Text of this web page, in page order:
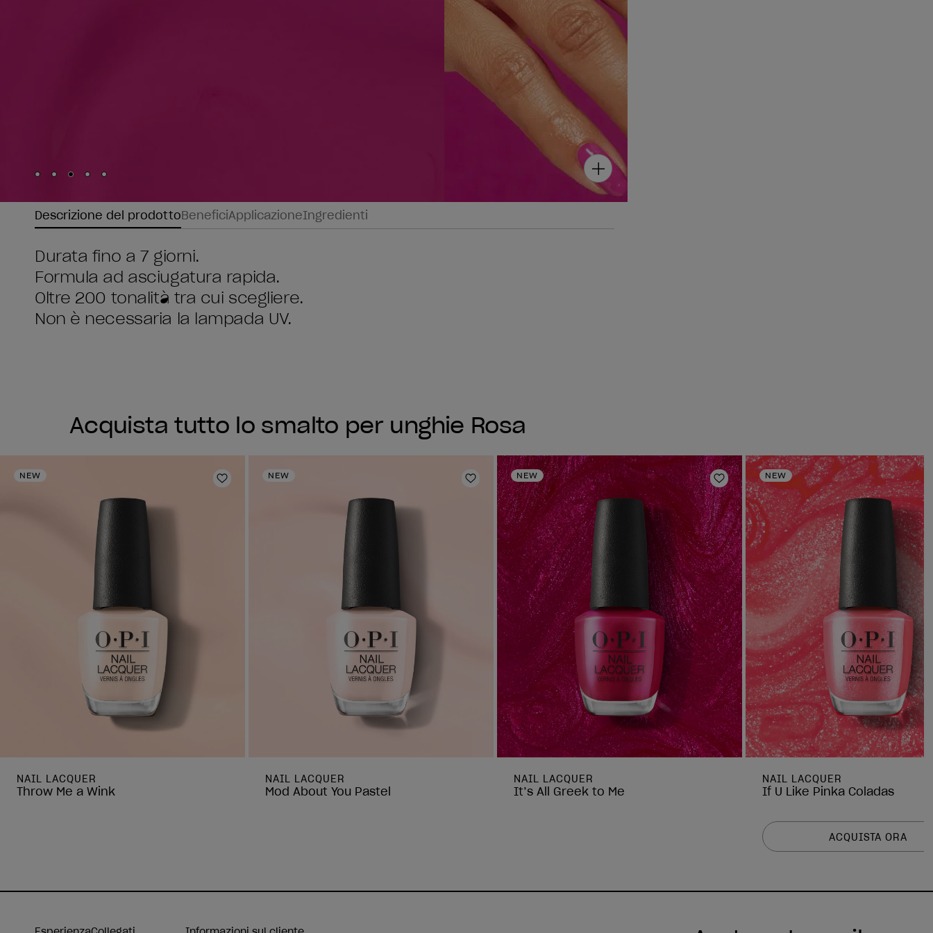
Skip to slide
Skip to slide
Skip to slide
Skip to slide
Skip to slide
Descrizione del prodottoBeneficiApplicazioneIngredienti
Durata fino a 7 giorni.
Formula ad asciugatura rapida.
Oltre 200 tonalità tra cui scegliere.
Non è necessaria la lampada UV.
Acquista tutto lo smalto per unghie Rosa
NEW
Aggiungi alla lista dei desideri
NAIL LACQUER
Throw Me a Wink
NEW
Aggiungi alla lista dei desideri
NAIL LACQUER
Mod About You Pastel
NEW
Aggiungi alla lista dei desideri
NAIL LACQUER
It’s All Greek to Me
NEW
NAIL LACQUER
If U Like Pinka Coladas
ACQUISTA ORA